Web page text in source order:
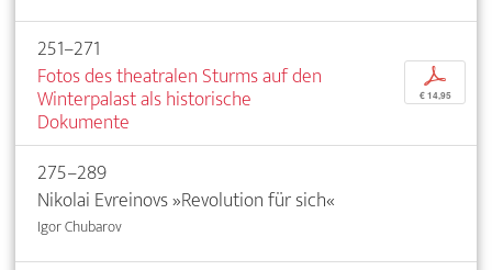
251–271
Fotos des theatralen Sturms auf den
Winterpalast als historische
Dokumente
p
€ 14,95
275–289
Nikolai Evreinovs »Revolution für sich«
Igor Chubarov